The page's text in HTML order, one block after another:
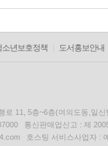
소년보호정책 도서홍보안내
로 11, 5층~6층(여의도동,일신
통신판매업신고 : 제
호스팅 서비스사업자 :